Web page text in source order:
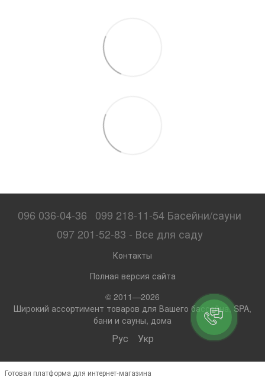
096 036-04-36
099 218-11-54 Басейни/сауни
097 201-52-83 - Все для саду
Контакты
Полная версия сайта
© 2011—2026
Широкий ассортимент товаров для Вашего бассейна, SPA,
бани и сауны, дома
Рус Укр
Готовая платформа для интернет-магазина